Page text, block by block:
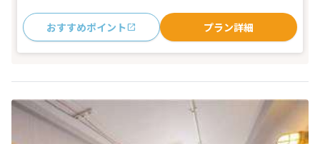
おすすめポイント プラン詳細